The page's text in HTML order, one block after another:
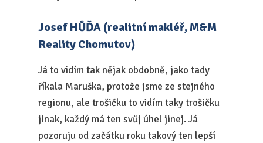
Josef HŮĎA (realitní makléř, M&M
Reality Chomutov)
Já to vidím tak nějak obdobně, jako tady
říkala Maruška, protože jsme ze stejného
regionu, ale trošičku to vidím taky trošičku
jinak, každý má ten svůj úhel jinej. Já
pozoruju od začátku roku takový ten lepší